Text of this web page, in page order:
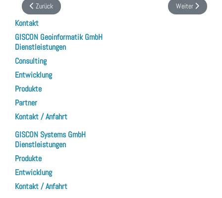
Vorheriger Beitrag: Forstlicher Rahmenplan Oldenburg: Forstliche
Zurück Nächster
Weiter
Kontakt
GISCON Geoinformatik GmbH
Dienstleistungen
Consulting
Entwicklung
Produkte
Partner
Kontakt / Anfahrt
GISCON Systems GmbH
Dienstleistungen
Produkte
Entwicklung
Kontakt / Anfahrt